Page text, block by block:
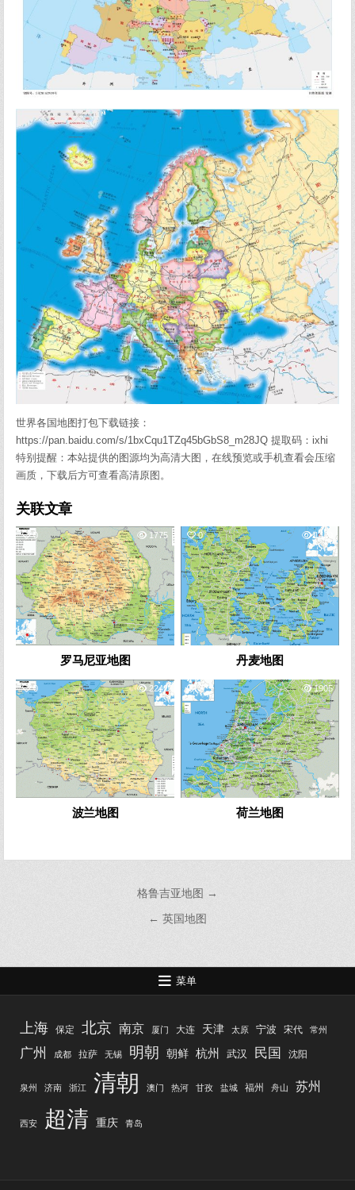
世界各国地图打包下载链接：
https://pan.baidu.com/s/1bxCqu1TZq45bGbS8_m28JQ 提取码：ixhi
特别提醒：本站提供的图源均为高清大图，在线预览或手机查看会压缩
画质，下载后方可查看高清原图。
关联文章
0 1775
罗马尼亚地图
0 1420
丹麦地图
0 2242
波兰地图
2 1905
荷兰地图
航
格鲁吉亚地图 →
← 英国地图
菜单
上海 保定 北京 南京 厦门 大连 天津 太原 宁波 宋代 常州
广州 成都 拉萨 无锡 明朝 朝鲜 杭州 武汉 民国 沈阳
泉州 济南 浙江 清朝 澳门 热河 甘孜 盐城 福州 舟山 苏州
西安 超清 重庆 青岛